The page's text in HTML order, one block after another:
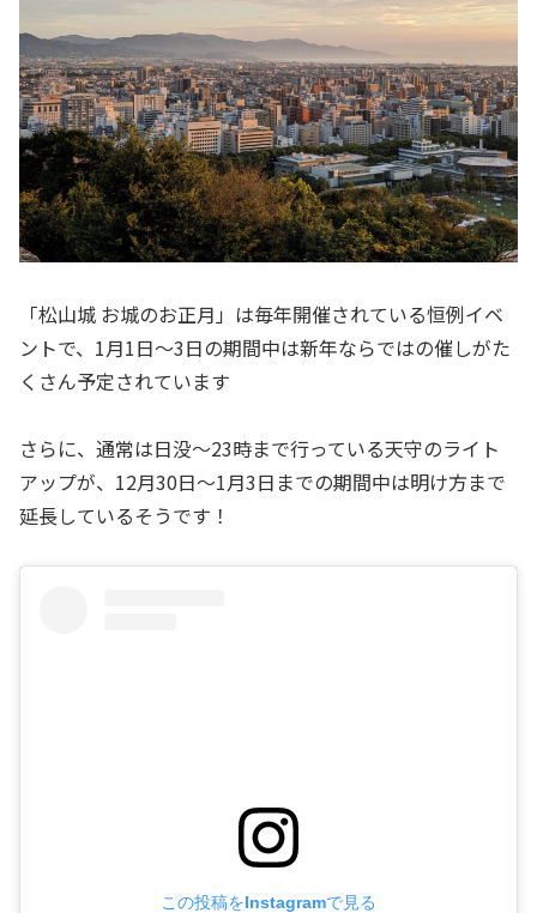
「松山城 お城のお正月」は毎年開催されている恒例イベ
ントで、1月1日～3日の期間中は新年ならではの催しがた
くさん予定されています
さらに、通常は日没～23時まで行っている天守のライト
アップが、12月30日～1月3日までの期間中は明け方まで
延長しているそうです！
この投稿をInstagramで見る